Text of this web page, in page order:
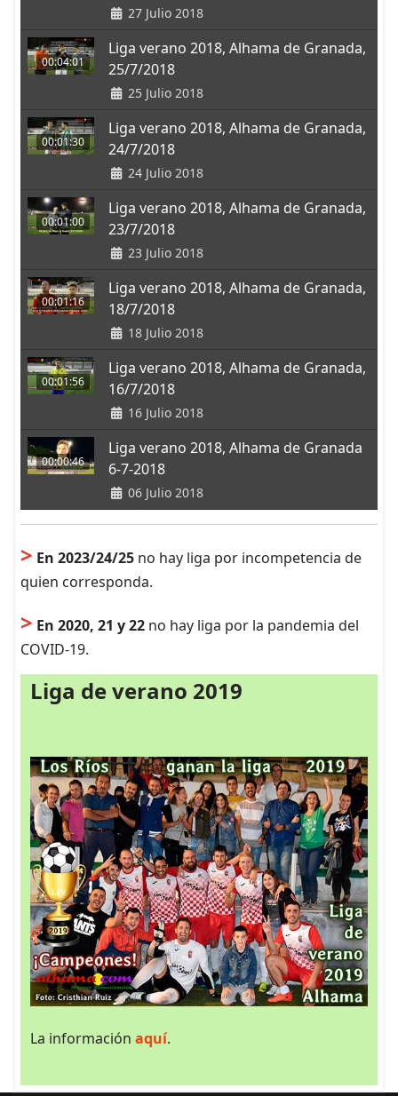
27 Julio 2018
00:04:01
Liga verano 2018, Alhama de Granada,
25/7/2018
25 Julio 2018
00:01:30
Liga verano 2018, Alhama de Granada,
24/7/2018
24 Julio 2018
00:01:00
Liga verano 2018, Alhama de Granada,
23/7/2018
23 Julio 2018
00:01:16
Liga verano 2018, Alhama de Granada,
18/7/2018
18 Julio 2018
00:01:56
Liga verano 2018, Alhama de Granada,
16/7/2018
16 Julio 2018
00:00:46
Liga verano 2018, Alhama de Granada
6-7-2018
06 Julio 2018
> En 2023/24/25 no hay liga por incompetencia de
quien corresponda.
> En 2020, 21 y 22 no hay liga por la pandemia del
COVID-19.
Liga de verano 2019
La información aquí.